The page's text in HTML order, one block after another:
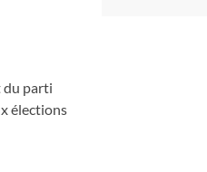
du parti
élections